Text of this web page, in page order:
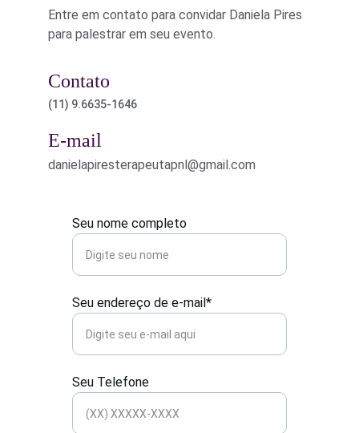
Entre em contato para convidar Daniela Pires
para palestrar em seu evento.
Contato
(11) 9.6635-1646
E-mail
danielapiresterapeutapnl@gmail.com
Seu nome completo
Seu endereço de e-mail*
Seu Telefone